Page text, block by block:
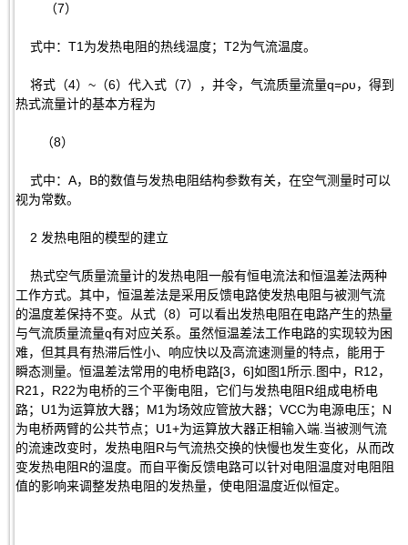
（7）
式中：T1为发热电阻的热线温度；T2为气流温度。
将式（4）~（6）代入式（7），并令，气流质量流量q=ρυ，得到
热式流量计的基本方程为
（8）
式中：A，B的数值与发热电阻结构参数有关，在空气测量时可以
视为常数。
2 发热电阻的模型的建立
热式空气质量流量计的发热电阻一般有恒电流法和恒温差法两种
工作方式。其中，恒温差法是采用反馈电路使发热电阻与被测气流
的温度差保持不变。从式（8）可以看出发热电阻在电路产生的热量
与气流质量流量q有对应关系。虽然恒温差法工作电路的实现较为困
难，但其具有热滞后性小、响应快以及高流速测量的特点，能用于
瞬态测量。恒温差法常用的电桥电路[3，6]如图1所示.图中，R12，
R21，R22为电桥的三个平衡电阻，它们与发热电阻R组成电桥电
路；U1为运算放大器；M1为场效应管放大器；VCC为电源电压；N
为电桥两臂的公共节点；U1+为运算放大器正相输入端.当被测气流
的流速改变时，发热电阻R与气流热交换的快慢也发生变化，从而改
变发热电阻R的温度。而自平衡反馈电路可以针对电阻温度对电阻阻
值的影响来调整发热电阻的发热量，使电阻温度近似恒定。